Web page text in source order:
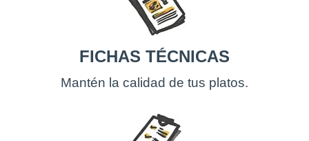
FICHAS TÉCNICAS
Mantén la calidad de tus platos.